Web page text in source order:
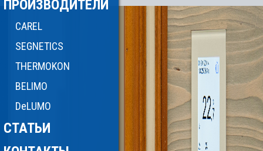
ПРОИЗВОДИТЕЛИ
CAREL
SEGNETICS
THERMOKON
BELIMO
DeLUMO
СТАТЬИ